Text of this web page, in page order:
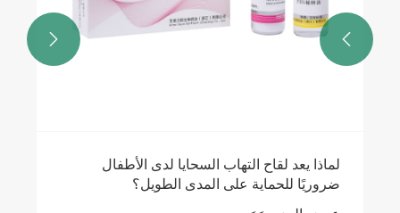
لماذا يعد لقاح التهاب السحايا لدى الأطفال
ضروريًا للحماية على المدى الطويل؟

